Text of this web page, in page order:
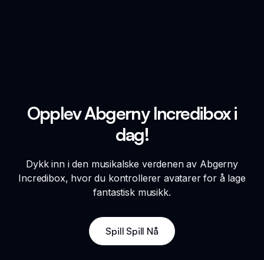
Opplev Abgerny Incredibox i
dag!
Dykk inn i den musikalske verdenen av Abgerny
Incredibox, hvor du kontrollerer avatarer for å lage
fantastisk musikk.
Spill Spill Nå